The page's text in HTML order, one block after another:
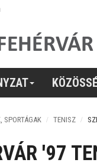
SPORTÁGAK TENISZ
'97